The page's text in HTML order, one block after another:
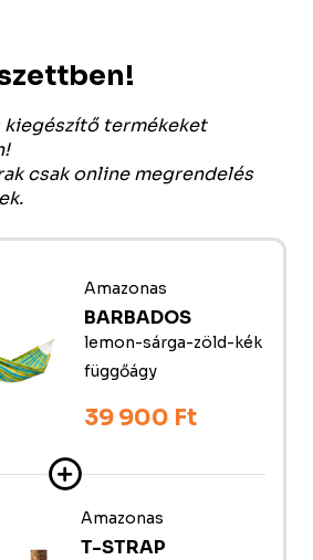
kiegészítő termékeket
csak online megrendelés
Amazonas
BARBADOS
lemon-sárga-zöld-kék
függőágy
39 900 Ft
Amazonas
T-STRAP